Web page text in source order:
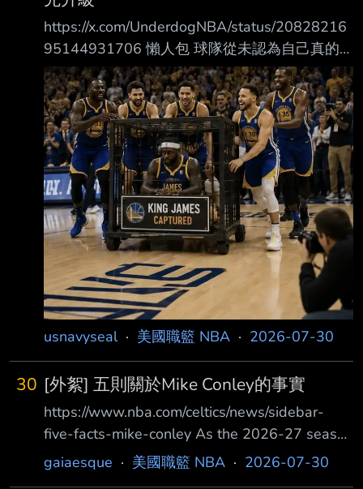
https://x.com/UnderdogNBA/status/20828216
95144931706 懶人包 球隊從未認為自己真的
很有機會爭取到 LeBron。 過去三年，勇士曾三
度嘗試得到 LeBron。 勇士對 Jaylen Brown 的
交易案打了退堂鼓，而交易包裹原本將包含今年
的第11 pick LeBron 團隊從未明確要求勇士必須
先完成某筆特定補強，但確實曾釋出一些弦外之
音， 暗示若球隊能進行重大升級，將有助於提
高 LeBron 加盟的可能性 部分逐字稿 ESPN
https://reur
usnavyseal· 美國職籃 NBA · 2026-07-30
30 [外絮] 五則關於Mike Conley的事實
https://www.nba.com/celtics/news/sidebar-
five-facts-mike-conley As the 2026-27 season
nears, it’s time to get to know our new Celtics
gaiaesque · 美國職籃 NBA · 2026-07-30